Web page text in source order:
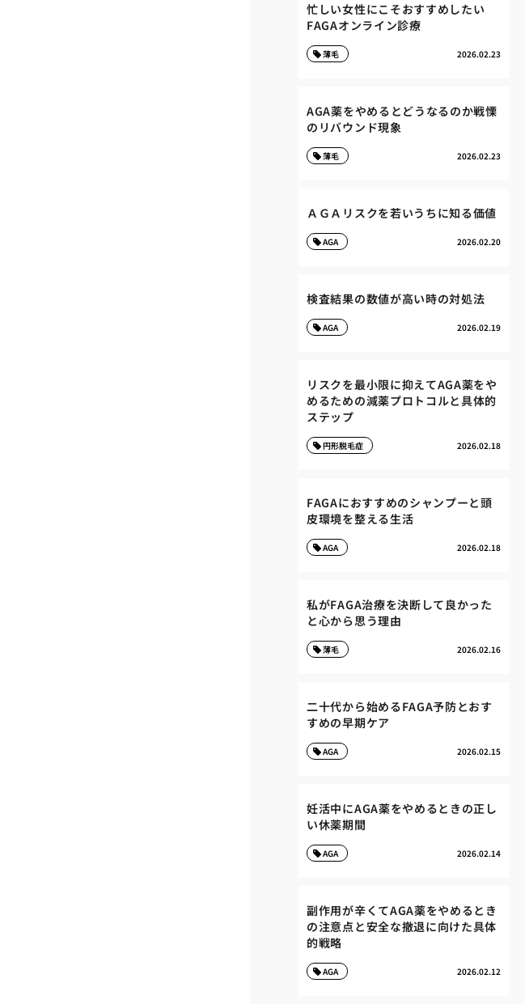
忙しい女性にこそおすすめしたい
FAGAオンライン診療
2026.02.23
薄毛
AGA薬をやめるとどうなるのか戦慄
のリバウンド現象
2026.02.23
薄毛
ＡＧＡリスクを若いうちに知る価値
2026.02.20
AGA
検査結果の数値が高い時の対処法
2026.02.19
AGA
リスクを最小限に抑えてAGA薬をや
めるための減薬プロトコルと具体的
ステップ
2026.02.18
円形脱毛症
FAGAにおすすめのシャンプーと頭
皮環境を整える生活
2026.02.18
AGA
私がFAGA治療を決断して良かった
と心から思う理由
2026.02.16
薄毛
二十代から始めるFAGA予防とおす
すめの早期ケア
2026.02.15
AGA
妊活中にAGA薬をやめるときの正し
い休薬期間
2026.02.14
AGA
副作用が辛くてAGA薬をやめるとき
の注意点と安全な撤退に向けた具体
的戦略
2026.02.12
AGA